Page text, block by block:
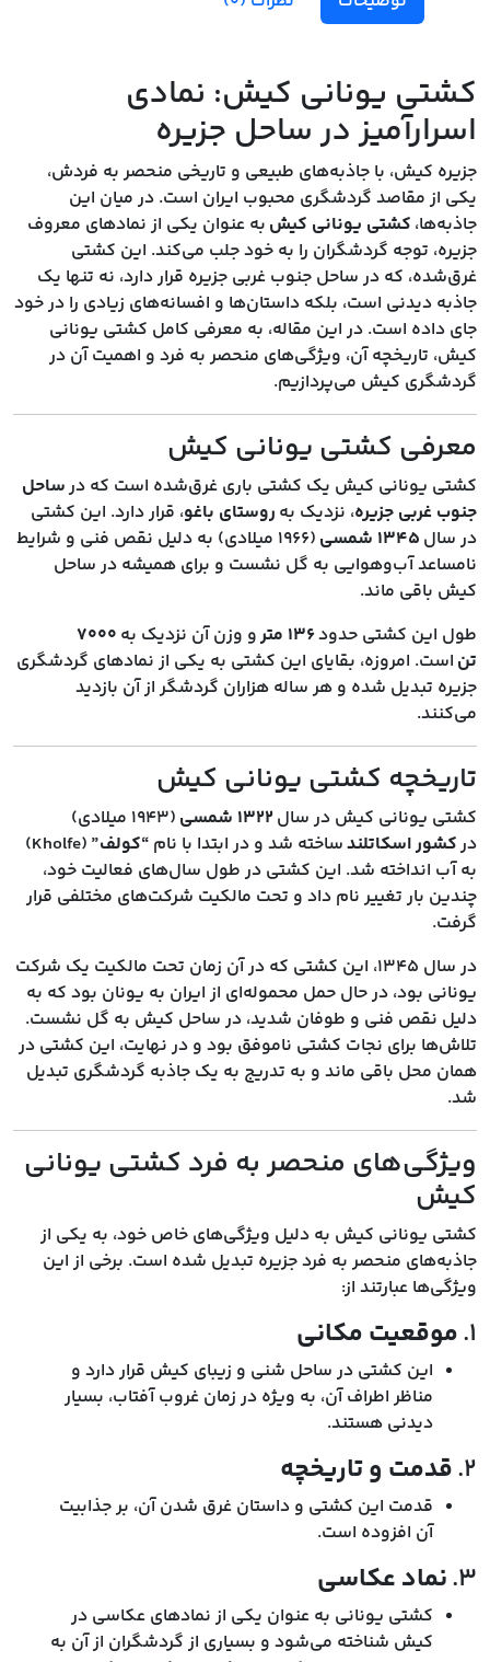
کشتی یونانی کیش: نمادی
اسرارآمیز در ساحل جزیره
جزیره کیش، با جاذبه‌های طبیعی و تاریخی منحصر به فردش،
یکی از مقاصد گردشگری محبوب ایران است. در میان این
جاذبه‌ها، کشتی یونانی کیش به عنوان یکی از نمادهای معروف
جزیره، توجه گردشگران را به خود جلب می‌کند. این کشتی
غرق‌شده، که در ساحل جنوب غربی جزیره قرار دارد، نه تنها یک
جاذبه دیدنی است، بلکه داستان‌ها و افسانه‌های زیادی را در خود
جای داده است. در این مقاله، به معرفی کامل کشتی یونانی
کیش، تاریخچه آن، ویژگی‌های منحصر به فرد و اهمیت آن در
گردشگری کیش می‌پردازیم.
معرفی کشتی یونانی کیش
کشتی یونانی کیش یک کشتی باری غرق‌شده است که درساحل
جنوب غربی جزیره، نزدیک به روستای باغو، قرار دارد. این کشتی
در سال ۱۳۴۵ شمسی
(۱۹۶۶ میلادی) به دلیل نقص فنی و شرایط
نامساعد آب‌وهوایی به گل نشست و برای همیشه در ساحل
کیش باقی ماند.
طول این کشتی حدود۱۳۶ متر و وزن آن نزدیک به ۷۰۰۰
تن است. امروزه، بقایای این کشتی به یکی از نمادهای گردشگری
جزیره تبدیل شده و هر ساله هزاران گردشگر از آن بازدید
می‌کنند.
تاریخچه کشتی یونانی کیش
کشتی یونانی کیش در سال۱۳۲۲ شمسی
(۱۹۴۳ میلادی)
درکشور اسکاتلندساخته شد و در ابتدا با نام “کولف”
(Kholfe)
به آب انداخته شد. این کشتی در طول سال‌های فعالیت خود،
چندین بار تغییر نام داد و تحت مالکیت شرکت‌های مختلفی قرار
گرفت.
در سال ۱۳۴۵، این کشتی که در آن زمان تحت مالکیت یک شرکت
یونانی بود، در حال حمل محموله‌ای از ایران به یونان بود که به
دلیل نقص فنی و طوفان شدید، در ساحل کیش به گل نشست.
تلاش‌ها برای نجات کشتی ناموفق بود و در نهایت، این کشتی در
همان محل باقی ماند و به تدریج به یک جاذبه گردشگری تبدیل
شد.
ویژگی‌های منحصر به فرد کشتی یونانی
کیش
کشتی یونانی کیش به دلیل ویژگی‌های خاص خود، به یکی از
جاذبه‌های منحصر به فرد جزیره تبدیل شده است. برخی از این
ویژگی‌ها عبارتند از:
۱. موقعیت مکانی
این کشتی در ساحل شنی و زیبای کیش قرار دارد و
مناظر اطراف آن، به ویژه در زمان غروب آفتاب، بسیار
دیدنی هستند.
۲. قدمت و تاریخچه
قدمت این کشتی و داستان غرق شدن آن، بر جذابیت
آن افزوده است.
۳. نماد عکاسی
کشتی یونانی به عنوان یکی از نمادهای عکاسی در
کیش شناخته می‌شود و بسیاری از گردشگران از آن به